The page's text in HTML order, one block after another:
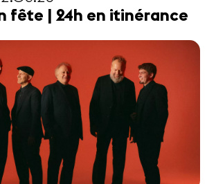
fête | 24h en itinérance